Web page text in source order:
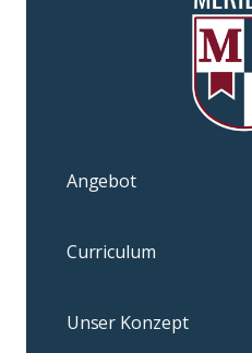
Angebot
Curriculum
Unser Konzept